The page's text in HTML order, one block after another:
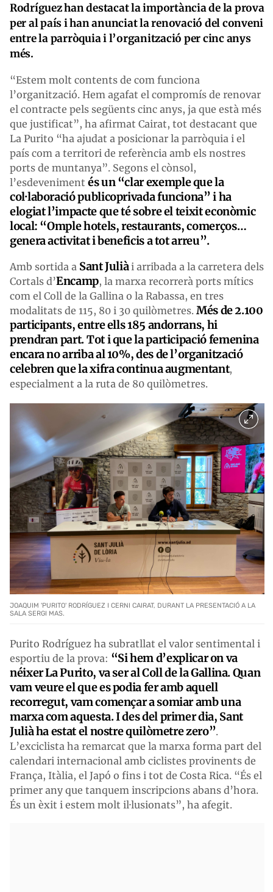
Rodríguez han destacat la importància de la prova
per al país i han anunciat la renovació del conveni
entre la parròquia i l’organització per cinc anys
més.
“Estem molt contents de com funciona
l’organització. Hem agafat el compromís de renovar
el contracte pels següents cinc anys, ja que està més
que justificat”, ha afirmat Cairat, tot destacant que
La Purito “ha ajudat a posicionar la parròquia i el
país com a territori de referència amb els nostres
ports de muntanya”. Segons el cònsol,
l’esdeveniment és un “clar exemple que la
col·laboració publicoprivada funciona” i ha
elogiat l’impacte que té sobre el teixit econòmic
local: “Omple hotels, restaurants, comerços…
genera activitat i beneficis a tot arreu”.
Amb sortida a Sant Juliài arribada a la carretera dels
Cortals d’Encamp, la marxa recorrerà ports mítics
com el Coll de la Gallina o la Rabassa, en tres
modalitats de 115, 80 i 30 quilòmetres. Més de 2.100
participants, entre ells 185 andorrans, hi
prendran part.Tot i que la participació femenina
encara no arriba al 10%, des de l’organització
celebren que la xifra continua augmentant,
especialment a la ruta de 80 quilòmetres.
JOAQUIM 'PURITO' RODRÍGUEZ I CERNI CAIRAT, DURANT LA PRESENTACIÓ A LA
SALA SERGI MAS.
Purito Rodríguez ha subratllat el valor sentimental i
esportiu de la prova: “Si hem d’explicar on va
néixer La Purito, va ser al Coll de la Gallina. Quan
vam veure el que es podia fer amb aquell
recorregut, vam començar a somiar amb una
marxa com aquesta. I des del primer dia, Sant
Julià ha estat el nostre quilòmetre zero”.
L’exciclista ha remarcat que la marxa forma part del
calendari internacional amb ciclistes provinents de
França, Itàlia, el Japó o fins i tot de Costa Rica. “És el
primer any que tanquem inscripcions abans d’hora.
És un èxit i estem molt il·lusionats”, ha afegit.